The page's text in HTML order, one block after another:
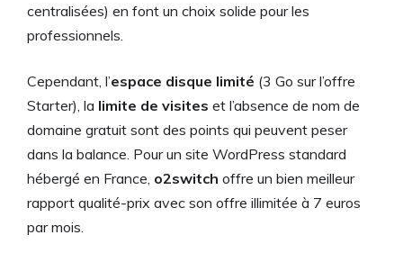
centralisées) en font un choix solide pour les
professionnels.
Cependant, l’espace disque limité (3 Go sur l’offre
Starter), la limite de visites et l’absence de nom de
domaine gratuit sont des points qui peuvent peser
dans la balance. Pour un site WordPress standard
hébergé en France, o2switch offre un bien meilleur
rapport qualité-prix avec son offre illimitée à 7 euros
par mois.